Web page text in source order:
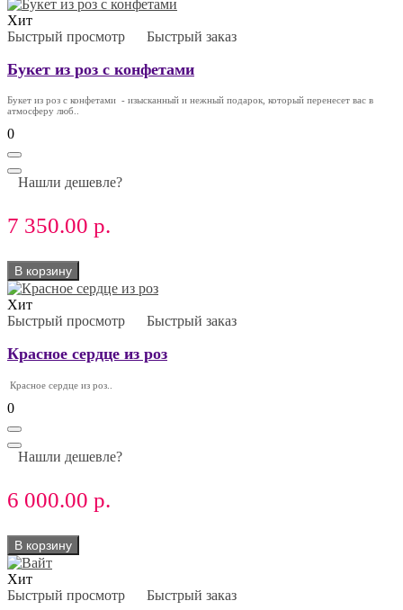
Хит
Быстрый просмотр
Быстрый заказ
Букет из роз с конфетами
Букет из роз с конфетами - изысканный и нежный подарок, который перенесет вас в
атмосферу люб..
0
Нашли дешевле?
7 350.00 р.
В корзину
Хит
Быстрый просмотр
Быстрый заказ
Красное сердце из роз
Красное сердце из роз..
0
Нашли дешевле?
6 000.00 р.
В корзину
Хит
Быстрый просмотр
Быстрый заказ